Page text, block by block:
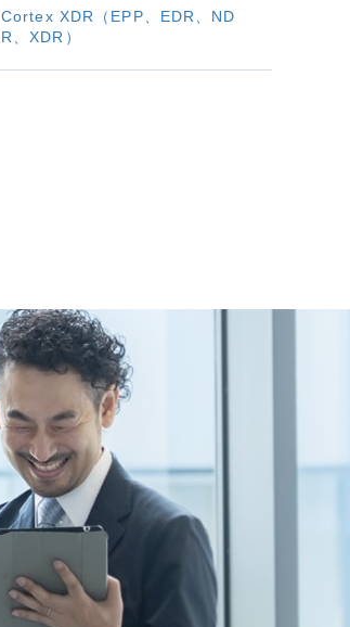
Cortex XDR（EPP、EDR、ND
R、XDR）